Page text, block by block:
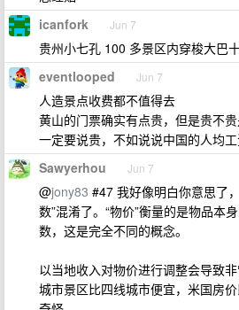
icanfork Jun 7
贵州小七孔 100 多景区内穿梭大巴
eventlooped Jun 7
人造景点收费都不值得去
黄山的门票确实有点贵，但是贵不
一定要说贵，不如说说中国的人均
Sawyerhou Jun 7
@jony83 #47 我好像明白你意思了
数”混淆了。“物价”衡量的是物品本
数，这是完全不同的概念。
以当地收入对物价进行调整会导致
城市景区比四线城市便宜，米国房